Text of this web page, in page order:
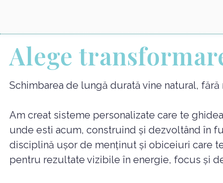
Alege
Schimbarea de lungă durată vine natural,
Am creat sisteme personalizate care te
unde esti acum, construind și dezvoltând în
disciplină ușor de menținut și obiceiuri care
pentru rezultate vizibile în energie, focus și